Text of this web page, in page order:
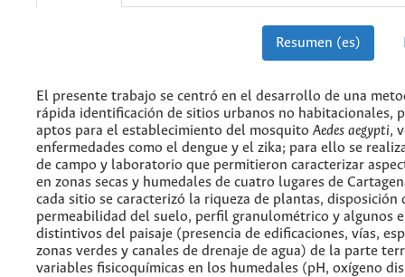
Resumen (es)
El presente trabajo se centró en el desarrollo de una
rápida identificación de sitios urbanos no habitacionales,
aptos para el establecimiento del mosquito Aedes aegypti,
enfermedades como el dengue y el zika; para ello se
de campo y laboratorio que permitieron caracterizar
en zonas secas y humedales de cuatro lugares de
cada sitio se caracterizó la riqueza de plantas, disposición
permeabilidad del suelo, perfil granulométrico y algunos
distintivos del paisaje (presencia de edificaciones, vías,
zonas verdes y canales de drenaje de agua) de la parte
variables fisicoquímicas en los humedales (pH, oxígeno